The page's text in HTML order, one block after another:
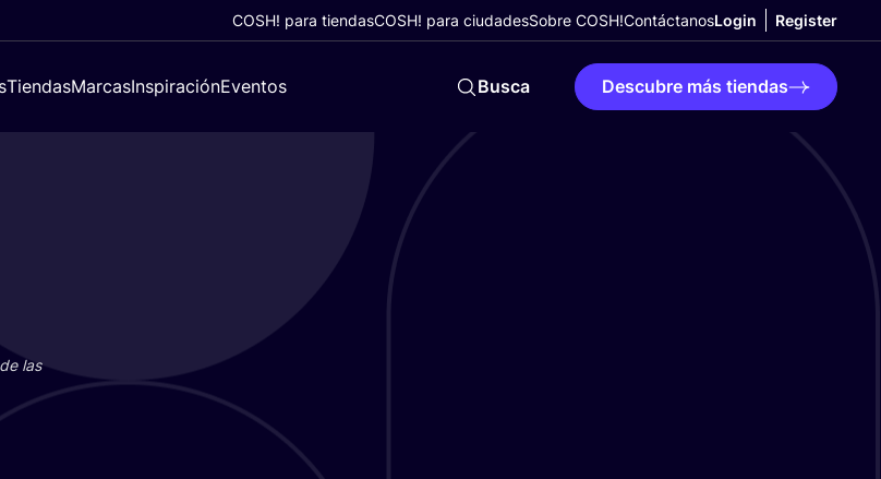
COSH! para tiendasCOSH! para ciudadesSobre COSH!ContáctanosLogin Register
TiendasMarcasInspiraciónEventos Busca Descubre más tiendas
las